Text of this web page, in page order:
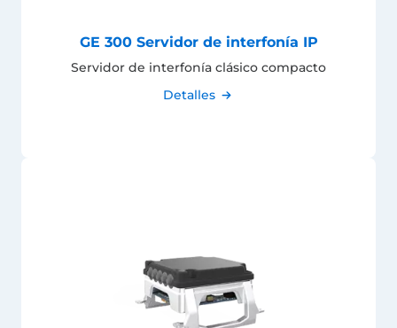
GE 300 Servidor de interfonía IP
Servidor de interfonía clásico compacto
Detalles